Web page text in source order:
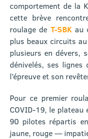
comportement de la
cette brève
roulage de T-SBKau
plus beaux circuits
plusieurs en dévers,
dénivelés, ses
l’épreuve et son
Pour ce premier
COVID-19, le plateau
90 pilotes répartis
jaune, rouge —